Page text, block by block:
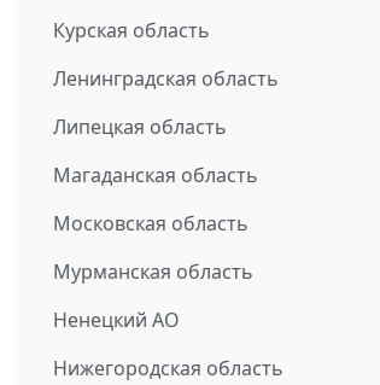
Курская область
Ленинградская область
Липецкая область
Магаданская область
Московская область
Мурманская область
Ненецкий АО
Нижегородская область